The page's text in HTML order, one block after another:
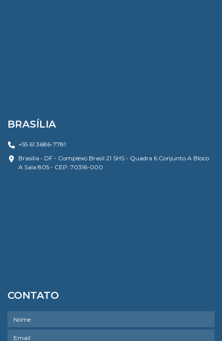
BRASÍLIA
+55 61 3686-7781
Brasília • DF - Complexo Brasil 21 SHS - Quadra 6 Conjunto A Bloco
A Sala 805 - CEP: 70316-000
CONTATO